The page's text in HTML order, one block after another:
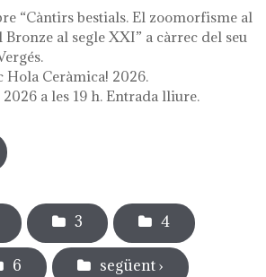
“Càntirs bestials. El zoomorfisme al
Bronze al segle XXI” a càrrec del seu
Ceràmica! 2026.
a les 19 h. Entrada lliure.
presentació del llibre "càntirs
zoomorfisme al càntir: de
3 4
6 següent ›